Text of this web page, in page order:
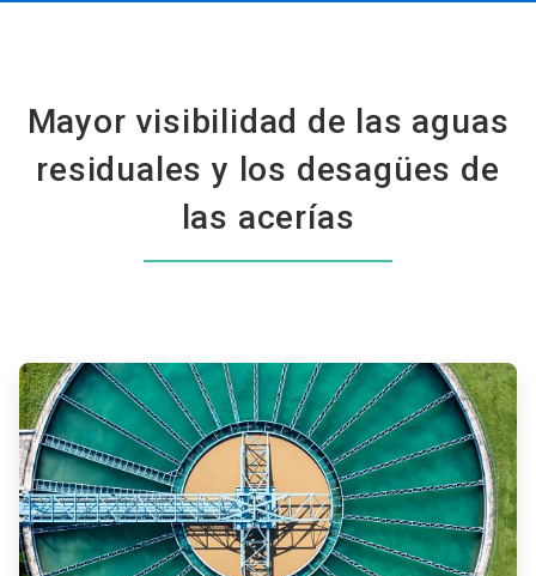
Mayor visibilidad de las aguas
residuales y los desagües de
las acerías
ArticleTile
1
de
2